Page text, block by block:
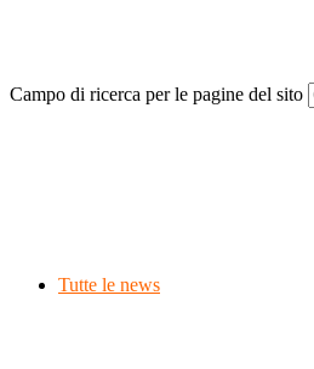
Campo di ricerca per le pagine del sito
Tutte le news